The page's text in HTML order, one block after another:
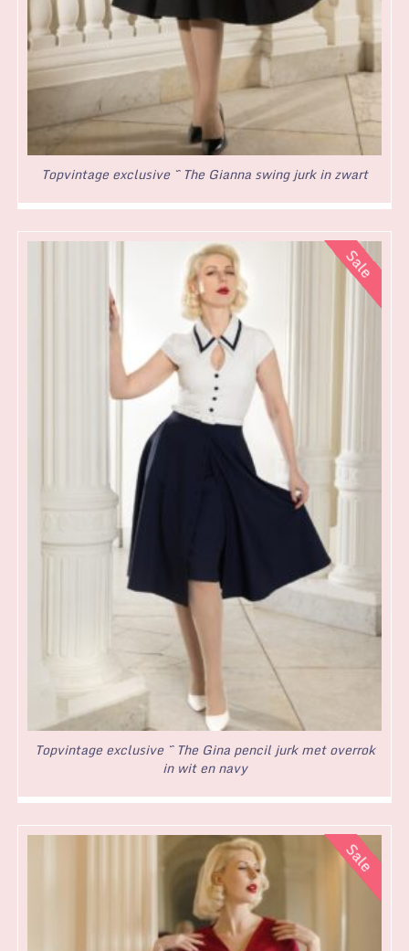
Topvintage exclusive ~ The Gianna swing jurk in zwart
Topvintage exclusive ~ The Gina pencil jurk met overrok
in wit en navy